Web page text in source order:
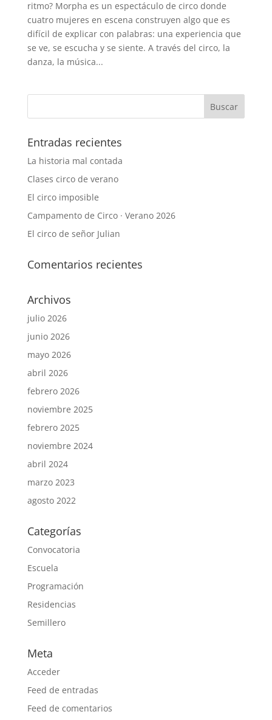
ritmo? Morpha es un espectáculo de circo donde
cuatro mujeres en escena construyen algo que es
difícil de explicar con palabras: una experiencia que
se ve, se escucha y se siente. A través del circo, la
danza, la música...
Entradas recientes
La historia mal contada
Clases circo de verano
El circo imposible
Campamento de Circo · Verano 2026
El circo de señor Julian
Comentarios recientes
Archivos
julio 2026
junio 2026
mayo 2026
abril 2026
febrero 2026
noviembre 2025
febrero 2025
noviembre 2024
abril 2024
marzo 2023
agosto 2022
Categorías
Convocatoria
Escuela
Programación
Residencias
Semillero
Meta
Acceder
Feed de entradas
Feed de comentarios